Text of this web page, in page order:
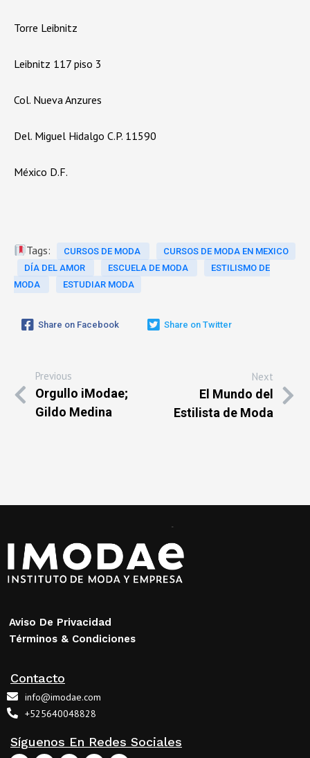
Torre Leibnitz
Leibnitz 117 piso 3
Col. Nueva Anzures
Del. Miguel Hidalgo C.P. 11590
México D.F.
Tags: CURSOS DE MODA
CURSOS DE MODA EN MEXICO
DÍA DEL AMOR
ESCUELA DE MODA
ESTILISMO DE
MODA
ESTUDIAR MODA
Share on Facebook Share on Twitter
Previous
Orgullo iModae;
Gildo Medina
Next
El Mundo del
Estilista de Moda
Aviso De Privacidad
Términos & Condiciones
Contacto
info@imodae.com
+525640048828
Síguenos En Redes Sociales